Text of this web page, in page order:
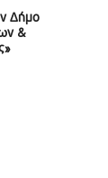
Δήμο
&